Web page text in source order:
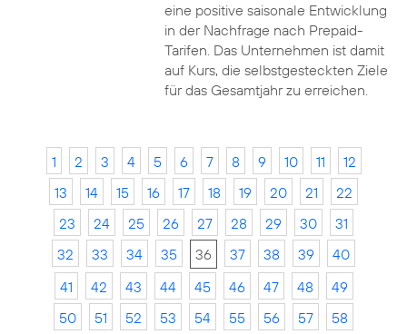
eine positive saisonale Entwicklung
in der Nachfrage nach Prepaid-
Tarifen. Das Unternehmen ist damit
auf Kurs, die selbstgesteckten Ziele
für das Gesamtjahr zu erreichen.
1 2 3 4 5 6 7 8 9 10 11
12
13
14 15 16 17 18 19 20 21
22
23
24 25 26 27 28 29 30
31
32
33 34 35 36 37 38 39
40
41
42 43 44 45 46 47 48
49
50
51 52 53 54 55 56 57
58